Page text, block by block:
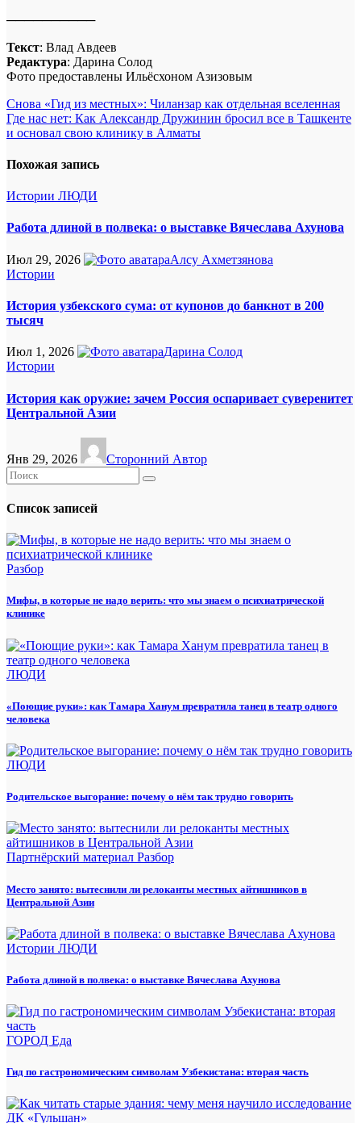
──────────
Текст: Влад Авдеев
Редактура: Дарина Солод
Фото предоставлены Ильёсхоном Азизовым
Навигация
по
Снова «Гид из местных»: Чиланзар как отдельная вселенная
Где нас нет: Как Александр Дружинин бросил все в Ташкенте
и основал свою клинику в Алматы
Похожая запись
Истории ЛЮДИ
Работа длиной в полвека: о выставке Вячеслава Ахунова
Июл 29, 2026
Алсу Ахметзянова
Истории
История узбекского сума: от купонов до банкнот в 200
тысяч
Июл 1, 2026
Дарина Солод
Истории
История как оружие: зачем Россия оспаривает суверенитет
Центральной Азии
Янв 29, 2026 Сторонний Автор
Список записей
Разбор
Мифы, в которые не надо верить: что мы знаем о психиатрической
клинике
ЛЮДИ
«Поющие руки»: как Тамара Ханум превратила танец в театр одного
человека
ЛЮДИ
Родительское выгорание: почему о нём так трудно говорить
Партнёрский материал Разбор
Место занято: вытеснили ли релоканты местных айтишников в
Центральной Азии
Истории ЛЮДИ
Работа длиной в полвека: о выставке Вячеслава Ахунова
ГОРОД Еда
Гид по гастрономическим символам Узбекистана: вторая часть